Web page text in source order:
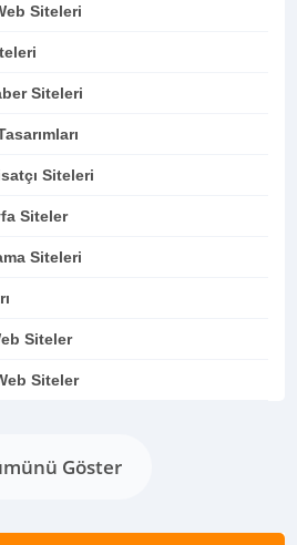
Siteleri
Siteleri
Siteleri
Siteler
Siteleri
Siteler
Siteler
Göster